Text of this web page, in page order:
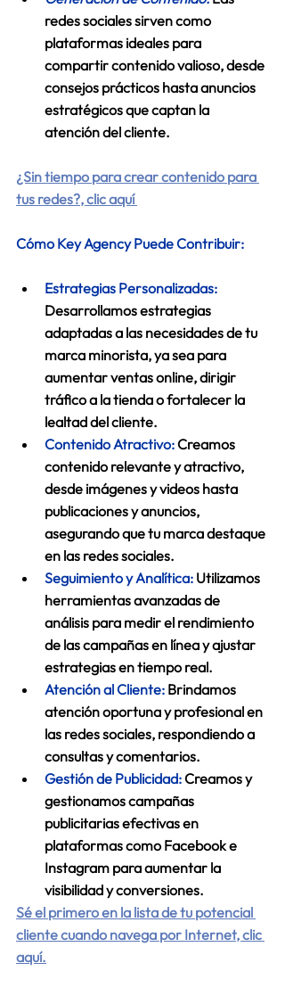
redes sociales sirven como
plataformas ideales para
compartir contenido valioso, desde
consejos prácticos hasta anuncios
estratégicos que captan la
atención del cliente.
¿Sin tiempo para crear contenido para
tus redes?, clic aquí
Cómo Key Agency Puede Contribuir:
Estrategias Personalizadas:
Desarrollamos estrategias
adaptadas a las necesidades de tu
marca minorista, ya sea para
aumentar ventas online, dirigir
tráfico a la tienda o fortalecer la
lealtad del cliente.
Contenido Atractivo: Creamos
contenido relevante y atractivo,
desde imágenes y videos hasta
publicaciones y anuncios,
asegurando que tu marca destaque
en las redes sociales.
Seguimiento y Analítica: Utilizamos
herramientas avanzadas de
análisis para medir el rendimiento
de las campañas en línea y ajustar
estrategias en tiempo real.
Atención al Cliente: Brindamos
atención oportuna y profesional en
las redes sociales, respondiendo a
consultas y comentarios.
Gestión de Publicidad: Creamos y
gestionamos campañas
publicitarias efectivas en
plataformas como Facebook e
Instagram para aumentar la
visibilidad y conversiones.
Sé el primero en la lista de tu potencial
cliente cuando navega por Internet, clic
aquí.